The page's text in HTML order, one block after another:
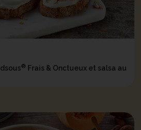
® Frais & Onctueux et salsa au